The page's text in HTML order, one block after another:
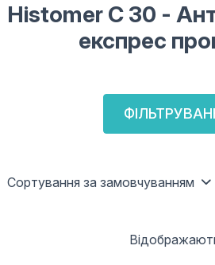
Histomer С 30 -
експрес
Сортування за замовчуванням